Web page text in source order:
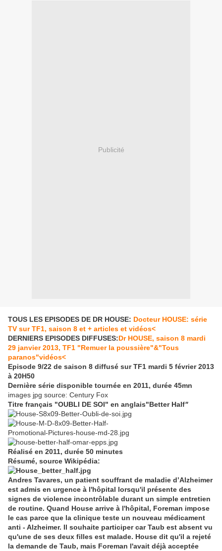
Publicité
TOUS LES EPISODES DE DR HOUSE: Docteur HOUSE: série
TV sur TF1, saison 8 et + articles et vidéos<
DERNIERS EPISODES DIFFUSES:Dr HOUSE, saison 8 mardi
29 janvier 2013, TF1 "Remuer la poussière"&"Tous
paranos"vidéos<
Episode 9/22 de saison 8 diffusé sur TF1 mardi 5 février 2013
à 20H50
Dernière série disponible tournée en 2011, durée 45mn
images jpg source: Century Fox
Titre français "OUBLI DE SOI" en anglais"Better Half"
Réalisé en 2011, durée 50 minutes
Résumé, source Wikipédia:
Andres Tavares, un patient souffrant de maladie d’Alzheimer
est admis en urgence à l'hôpital lorsqu'il présente des
signes de violence incontrôlable durant un simple entretien
de routine. Quand House arrive à l'hôpital, Foreman impose
le cas parce que la clinique teste un nouveau médicament
anti - Alzheimer. Il souhaite participer car Taub est absent vu
qu'une de ses deux filles est malade. House dit qu'il a rejeté
la demande de Taub, mais Foreman l'avait déjà acceptée